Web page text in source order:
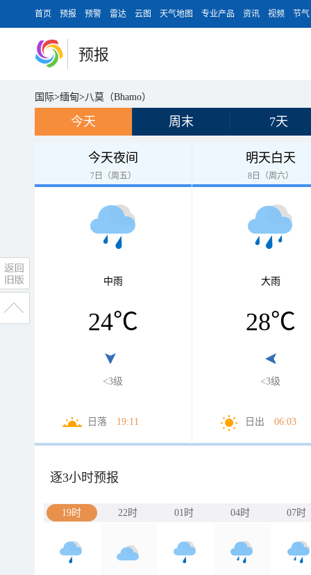
首页 预报 预警 雷达 云图 天气地图 专业产品 资讯 视频 节气
预报
国际>缅甸>八莫（Bhamo）
今天 周末 7天
今天夜间
7日（周五）
中雨
24℃
<3级
日落 19:11
明天白天
8日（周六）
大雨
28℃
<3级
日出 06:03
逐3小时预报
19时 22时 01时 04时 07时